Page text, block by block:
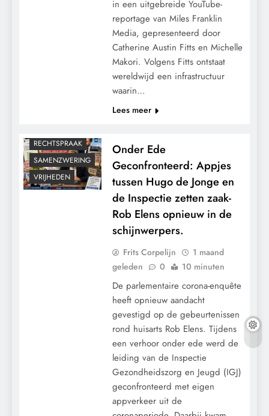
in een uitgebreide YouTube-
reportage van Miles Franklin
Media, gepresenteerd door
Catherine Austin Fitts en Michelle
Makori. Volgens Fitts ontstaat
wereldwijd een infrastructuur
waarin…
Lees meer
RECHTSPRAAK
SAMENZWERING
VRIJHEDEN
Onder Ede
Geconfronteerd: Appjes
tussen Hugo de Jonge en
de Inspectie zetten zaak-
Rob Elens opnieuw in de
schijnwerpers.
Frits Corpelijn
1 maand
geleden
0 10 minuten
De parlementaire corona-enquête
heeft opnieuw aandacht
gevestigd op de gebeurtenissen
rond huisarts Rob Elens. Tijdens
een verhoor onder ede werd de
leiding van de Inspectie
Gezondheidszorg en Jeugd (IGJ)
geconfronteerd met eigen
appverkeer uit de